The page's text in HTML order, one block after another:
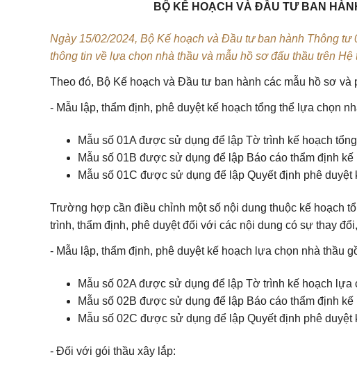
BỘ KẾ HOẠCH VÀ ĐẦU TƯ BAN
Ngày 15/02/2024, Bộ Kế hoạch và Đầu tư ban hành Thông
thông tin về lựa chọn nhà thầu và mẫu hồ sơ đấu thầu trên
Theo đó, Bộ Kế hoạch và Đầu tư ban hành các mẫu hồ sơ và
- Mẫu lập, thẩm định, phê duyệt kế hoạch tổng thể lựa chọn
Mẫu số 01A được sử dụng để lập Tờ trình kế hoạch
Mẫu số 01B được sử dụng để lập Báo cáo thẩm định
Mẫu số 01C được sử dụng để lập Quyết định phê
Trường hợp cần điều chỉnh một số nội dung thuộc kế hoạch
trình, thẩm định, phê duyệt đối với các nội dung có sự thay
- Mẫu lập, thẩm định, phê duyệt kế hoạch lựa chọn nhà thầu
Mẫu số 02A được sử dụng để lập Tờ trình kế hoạch lựa
Mẫu số 02B được sử dụng để lập Báo cáo thẩm định
Mẫu số 02C được sử dụng để lập Quyết định phê duyệt
- Đối với gói thầu xây lắp: